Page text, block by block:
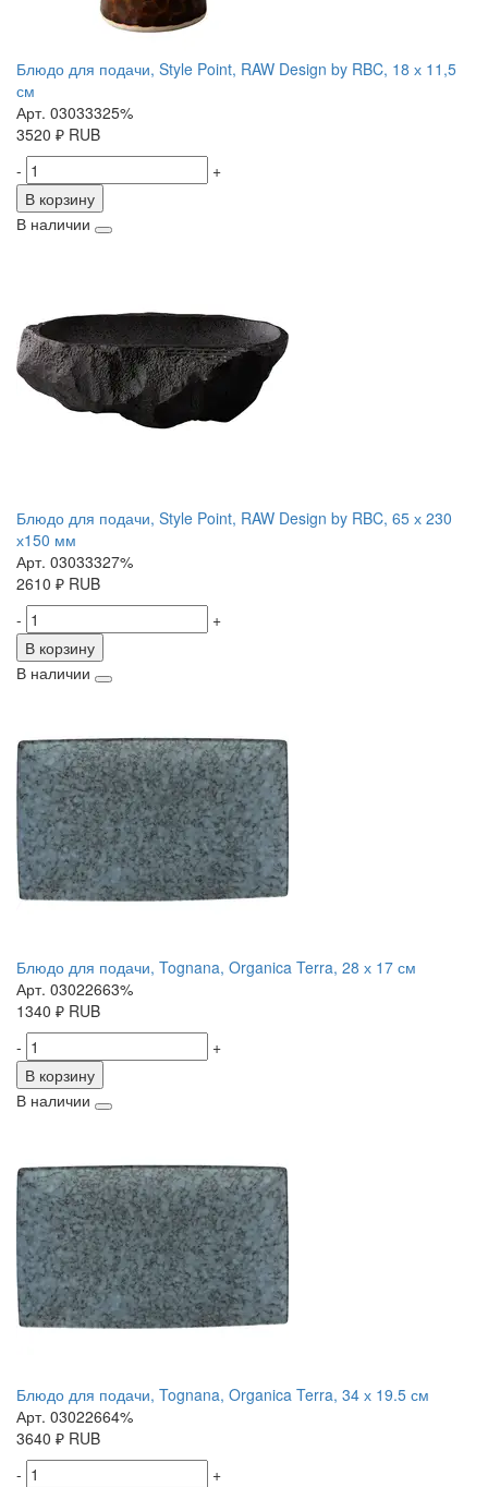
Блюдо для подачи, Style Point, RAW Design by RBC, 18 х 11,5
см
Арт. 03033325%
3520 ₽ RUB
-
+
В корзину
В наличии
Блюдо для подачи, Style Point, RAW Design by RBC, 65 х 230
х150 мм
Арт. 03033327%
2610 ₽ RUB
-
+
В корзину
В наличии
Блюдо для подачи, Tognana, Organica Terra, 28 х 17 см
Арт. 03022663%
1340 ₽ RUB
-
+
В корзину
В наличии
Блюдо для подачи, Tognana, Organica Terra, 34 х 19.5 см
Арт. 03022664%
3640 ₽ RUB
-
+